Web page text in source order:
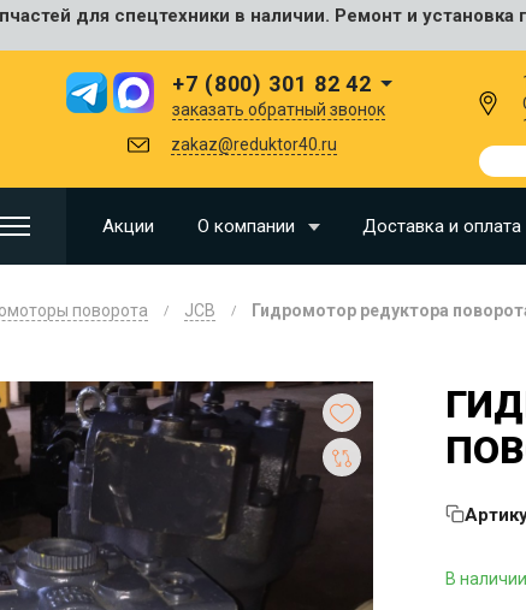
для спецтехники в наличии. Ремонт и
+7 (800) 301 82 42
заказать обратный звонок
zakaz@reduktor40.ru
Акции О компании Доставка и оплата
Универсальные
HITACHI
CAT
CASE
LIUGONG
SANY
SHANTUI
SUMITOMO
JOHN DEERE
поворота JCB Гидромотор редуктора
В наличии